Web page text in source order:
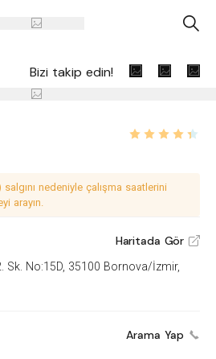
A
Bizi takip edin!
nedeniyle çalışma saatlerini
arayın.
Haritada Gör V
Sk. No:15D, 35100 Bornova/İzmir,
Arama Yap